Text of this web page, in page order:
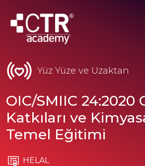
Yüz Yüze ve Uzaktan
OIC/SMIIC 24:2020
Katkıları ve
Temel Eğitimi
HELAL